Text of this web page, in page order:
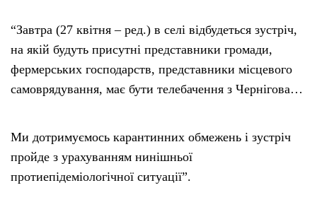
“Завтра (27 квітня – ред.) в селі відбудеться зустріч,
на якій будуть присутні представники громади,
фермерських господарств, представники місцевого
самоврядування, має бути телебачення з Чернігова…
Ми дотримуємось карантинних обмежень і зустріч
пройде з урахуванням нинішньої
протиепідеміологічної ситуації”.